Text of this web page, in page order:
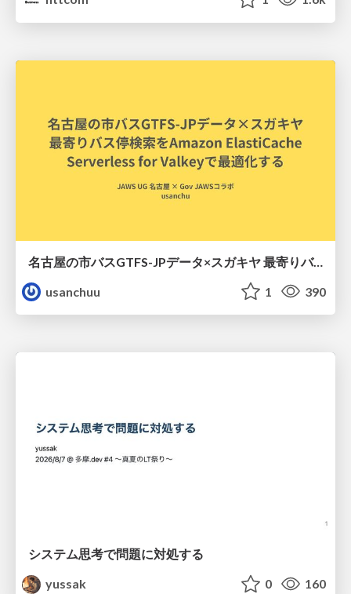
名古屋の市バスGTFS-JPデータ×スガキヤ 最寄りバス停検索をAmazon ElastiCache Serverless for Valkeyで最適化する
usanchuu
1 390
システム思考で問題に対処する
yussak
0 160